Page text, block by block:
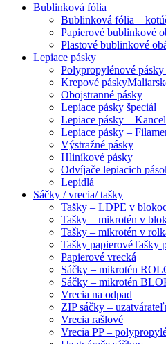
Bublinková fólia
Bublinková fólia –
Papierové bublinkové
Plastové bublinkové
Lepiace pásky
Polypropylénové pásky
Krepové pásky
Obojstranné pásky
Lepiace pásky špeciál
Lepiace pásky –
Lepiace pásky –
Výstražné pásky
Hliníkové pásky
Odvíjače lepiacich
Lepidlá
Sáčky / vrecia/ tašky
Tašky – LDPE v
Tašky – mikrotén v
Tašky – mikrotén v
Tašky papierovéTašky
Papierové vrecká
Sáčky – mikrotén
Sáčky – mikrotén
Vrecia na odpad
ZIP sáčky –
Vrecia rašlové
Vrecia PP –